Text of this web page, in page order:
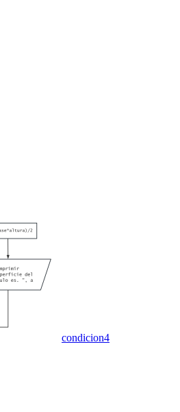
condicion4